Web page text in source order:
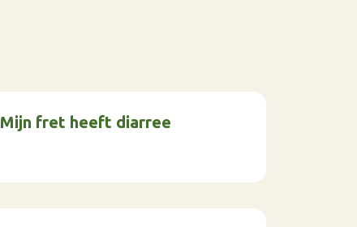
Mijn fret heeft diarree